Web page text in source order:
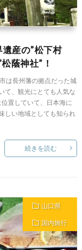
遺産の”松下村
蔭神社”！
は長州藩の拠点だった城
て、観光にとても人気な
置していて、日本海に
しい地域としても知られ
続きを読む
山口県
国内旅行